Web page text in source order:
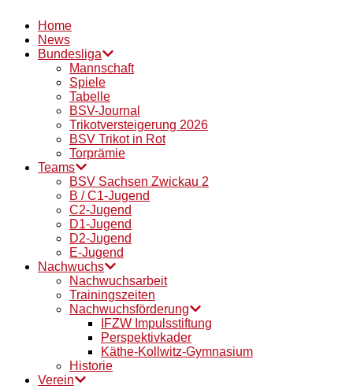
Home
News
Bundesliga
Mannschaft
Spiele
Tabelle
BSV-Journal
Trikotversteigerung 2026
BSV Trikot in Rot
Torprämie
Teams
BSV Sachsen Zwickau 2
B / C1-Jugend
C2-Jugend
D1-Jugend
D2-Jugend
E-Jugend
Nachwuchs
Nachwuchsarbeit
Trainingszeiten
Nachwuchsförderung
IFZW Impulsstiftung
Perspektivkader
Käthe-Kollwitz-Gymnasium
Historie
Verein